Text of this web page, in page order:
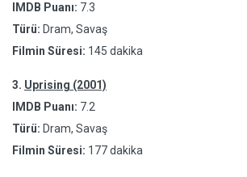
IMDB Puanı: 7.3
Türü: Dram, Savaş
Filmin Süresi: 145 dakika
3. Uprising (2001)
IMDB Puanı: 7.2
Türü: Dram, Savaş
Filmin Süresi: 177 dakika